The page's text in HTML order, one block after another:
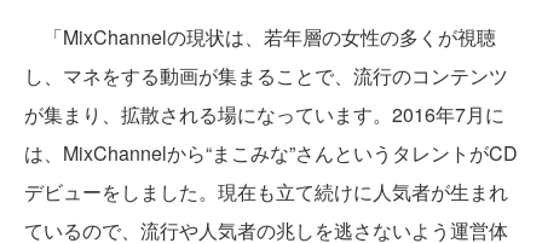
「MixChannelの現状は、若年層の女性の多くが視聴
し、マネをする動画が集まることで、流行のコンテンツ
が集まり、拡散される場になっています。2016年7月に
は、MixChannelから“まこみな”さんというタレントがCD
デビューをしました。現在も立て続けに人気者が生まれ
ているので、流行や人気者の兆しを逃さないよう運営体